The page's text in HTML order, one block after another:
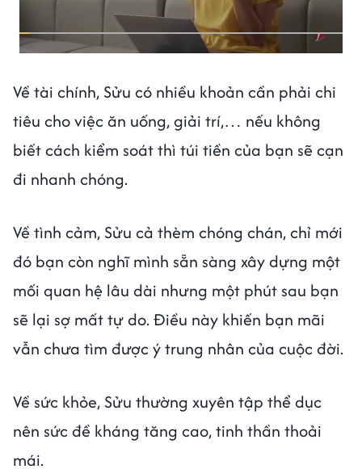
Về tài chính, Sửu có nhiều khoản cần phải chi
tiêu cho việc ăn uống, giải trí,… nếu không
biết cách kiểm soát thì túi tiền của bạn sẽ cạn
đi nhanh chóng.
Về tình cảm, Sửu cả thèm chóng chán, chỉ mới
đó bạn còn nghĩ mình sẵn sàng xây dựng một
mối quan hệ lâu dài nhưng một phút sau bạn
sẽ lại sợ mất tự do. Điều này khiến bạn mãi
vẫn chưa tìm được ý trung nhân của cuộc đời.
Về sức khỏe, Sửu thường xuyên tập thể dục
nên sức đề kháng tăng cao, tinh thần thoải
mái.